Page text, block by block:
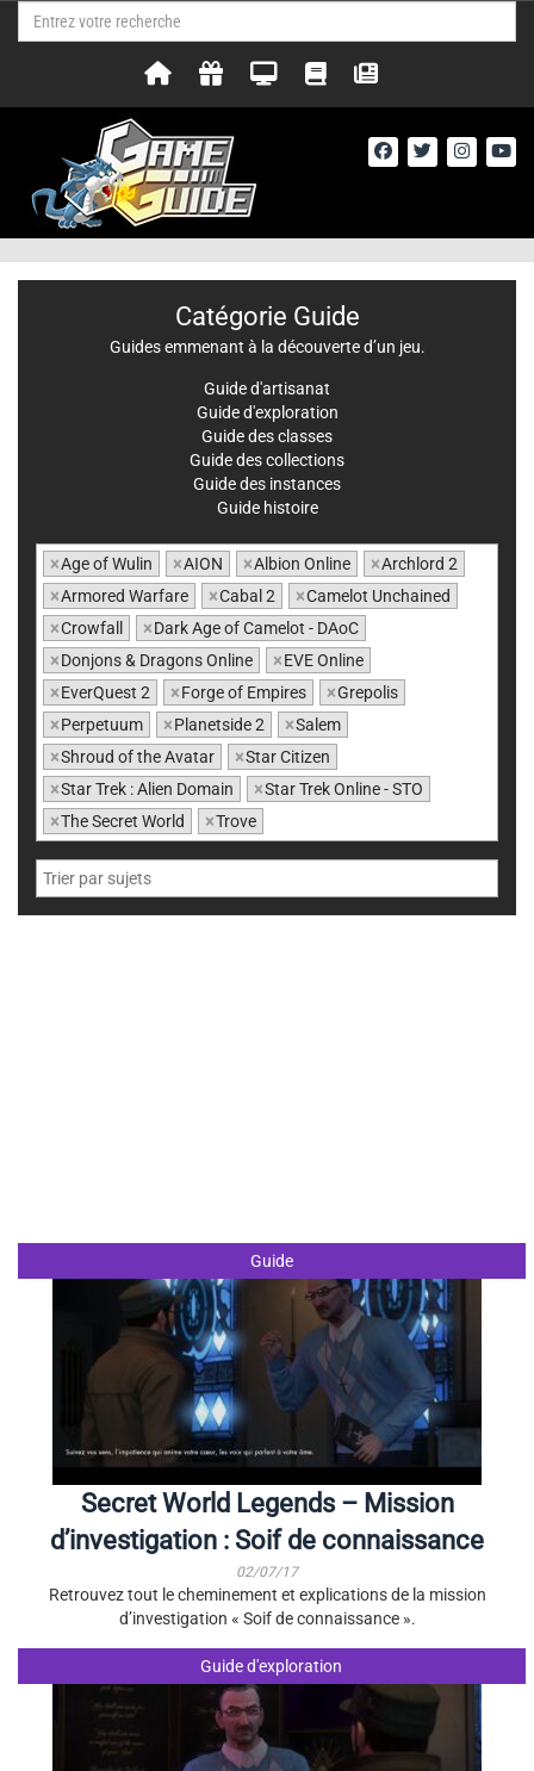
Guide
Secret World Legends – Mission
d’investigation : Soif de connaissance
02/07/17
Retrouvez tout le cheminement et explications de la mission
d’investigation « Soif de connaissance ».
Guide d'exploration
Catégorie Guide
Guides emmenant à la découverte d’un jeu.
Guide d'artisanat
Guide d'exploration
Guide des classes
Guide des collections
Guide des instances
Guide histoire
×Age of Wulin ×AION ×Albion Online ×Archlord 2
×Armored Warfare ×Cabal 2 ×Camelot Unchained
×Crowfall ×Dark Age of Camelot - DAoC
×Donjons & Dragons Online ×EVE Online
×EverQuest 2 ×Forge of Empires ×Grepolis
×Perpetuum ×Planetside 2 ×Salem
×Shroud of the Avatar ×Star Citizen
×Star Trek : Alien Domain ×Star Trek Online - STO
×The Secret World ×Trove